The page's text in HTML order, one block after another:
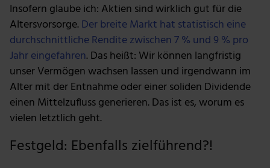
Insofern glaube ich: Aktien sind wirklich gut für die
Altersvorsorge.Der breite Markt hat statistisch eine
durchschnittliche Rendite zwischen 7 % und 9 % pro
Jahr eingefahren. Das heißt: Wir können langfristig
unser Vermögen wachsen lassen und irgendwann im
Alter mit der Entnahme oder einer soliden Dividende
einen Mittelzufluss generieren. Das ist es, worum es
vielen letztlich geht.
Festgeld: Ebenfalls zielführend?!